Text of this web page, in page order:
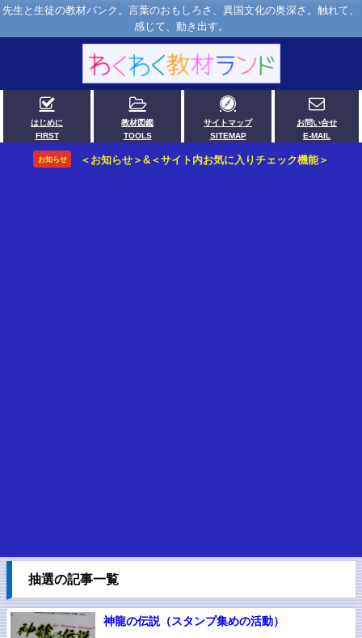
先生と生徒の教材バンク。言葉のおもしろさ、異国文化の奥深さ。触れて、
感じて、動き出す。
はじめに
FIRST
教材図鑑
TOOLS
サイトマップ
SITEMAP
お問い合せ
E-MAIL
お知らせ ＜お知らせ＞&＜サイト内お気に入りチェック機能＞
抽選の記事一覧
神龍の伝説（スタンプ集めの活動）